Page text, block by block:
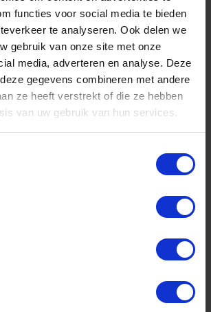
functies voor social media te bieden
te analyseren. Ook delen we
gebruik van onze site met onze
media, adverteren en analyse. Deze
gegevens combineren met andere
ze heeft verstrekt of die ze hebben
van uw gebruik van hun services.
met metrisch
levertijd 1 tot meerdere werkdagen
9.710379180
+